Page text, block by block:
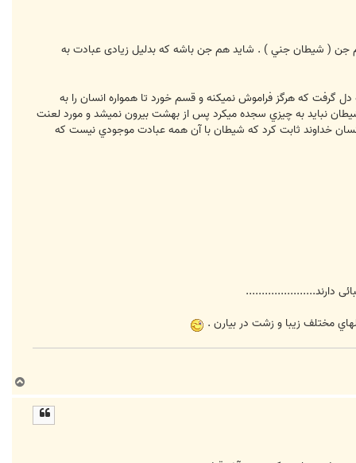
( شيطان جني ) . شاید هم جن باشه که بدلیل زیادی عبادت به
گرفت که هرگز فراموش نميکنه و قسم خورد تا همواره انسان را به
نبايد به چيزي سجده ميکرد پس از بهشت بيرون نميشد و مورد لعنت
خداوند ثابت کرد که شيطان با آن همه عبادت موجودي نيست که
دارند......................
مختلف زيبا و زشت در بيارن .
ا